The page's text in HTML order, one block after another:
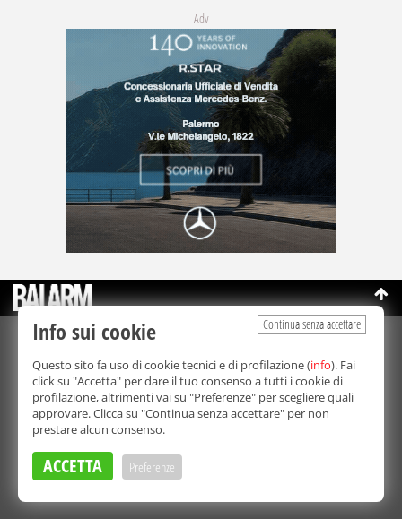
Adv
©Copyright 2003-2026
Bmedia Srl- P.IVA 07064240828
La riproduzione totale o parziale di tutti i contenuti, in qualunque
forma, su qualsiasi supporto è proibita.
Balarm.it è una testata giornalistica registrata. Autorizzazione del
Tribunale di Palermo n° 32 del 21/10/2003
Direttore responsabile:
Continua senza accettare
Info sui cookie
Questo sito fa uso di cookie tecnici e di profilazione (info). Fai
click su "Accetta" per dare il tuo consenso a tutti i cookie di
profilazione, altrimenti vai su "Preferenze" per scegliere quali
approvare. Clicca su "Continua senza accettare" per non
prestare alcun consenso.
ACCETTA Preferenze